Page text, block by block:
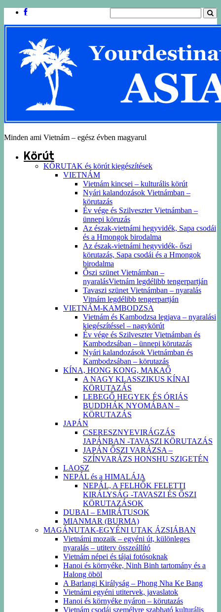
Minden ami Vietnám – egész évben magyarul
Körút
KÖRUTAK és körút kiegészítések
VIETNÁM
Vietnám kincsei – kulturális körút
Nyári kalandozások Vietnámban –
körutazás
Év vége és Szilveszter Vietnámban –
ünnepi köruzás
Az észak-vietnámi hegyvidék, Sapa csodái
és a Hmongok birodalma
Az észak-vietnámi hegyvidék- őszi
körutazás, Sapa csodái és a Hmongok
birodalma
Őszi szünet Vietnámban –
nyaralásVietnám legdélibb tengerpartján
Tavaszi szünet Vietnámban – nyaralás
Vitnám legdélibb tengerpartján
VIETNÁM-KAMBODZSA
Vietnám és Kambodzsa legjava – nyaralási
kiegészítéssel – nagykörút
Év vége és Szilveszter Vietnámban és
Kambodzsában – ünnepi körutazás
Nyári kalandozások Vietnámban és
Kambodzsában – körutazás
KÍNA, HONG KONG, MAKAŐ
A NAGY KLASSZIKUS KÍNAI
KÖRUTAZÁS
LEBEGŐ HEGYEK ÉS ÓRIÁS
BUDDHÁK NYOMÁBAN –
KÖRUTAZÁS
JAPÁN
CSERESZNYEVIRÁGZÁS
JAPÁNBAN -TAVASZI KÖRUTAZÁS
JAPÁN ŐSZI VARÁZSA –
SZÍNVARÁZS HONSHU SZIGETÉN
LAOSZ
NEPÁL és a HIMALÁJA
NEPÁL, A FELHŐK FELETTI
KIRÁLYSÁG -TAVASZI ÉS ŐSZI
KÖRUTAZÁSOK
DUBAI – EMIRÁTUSOK
MIANMAR (BURMA)
MAGÁNUTAK-EGYÉNI UTAK ÁZSIÁBAN
Vietnámi mozaik – egyéni út, különleges
nyaralás – utiterv összeállító
Vietnám népei és tájai fotósoknak
Hanoi és környéke, Ninh Binh tartomány és a
Halong öböl
A Barlangi Királyság – Phong Nha Ke Bang
Vietnámi egyéni utitervek, javaslatok
Hanoi és környéke nyáron – körutazás
Vietnám csodái személyre szabható kulturális